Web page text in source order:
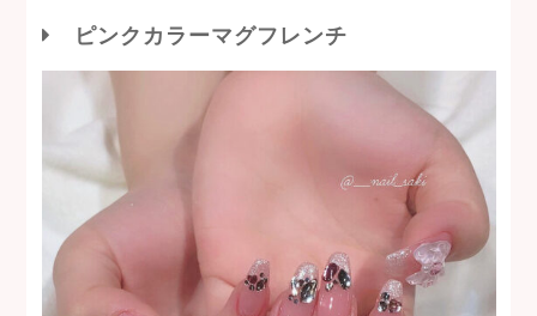
ピンクカラーマグフレンチ